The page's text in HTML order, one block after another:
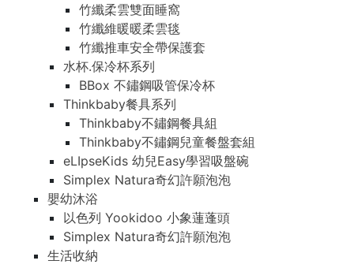
竹纖柔雲雙面睡窩
竹纖維暖暖柔雲毯
竹纖推車安全帶保護套
水杯.保冷杯系列
BBox 不鏽鋼吸管保冷杯
Thinkbaby餐具系列
Thinkbaby不鏽鋼餐具組
Thinkbaby不鏽鋼兒童餐盤套組
eLIpseKids 幼兒Easy學習吸盤碗
Simplex Natura奇幻許願泡泡
嬰幼沐浴
以色列 Yookidoo 小象蓮蓬頭
Simplex Natura奇幻許願泡泡
生活收納